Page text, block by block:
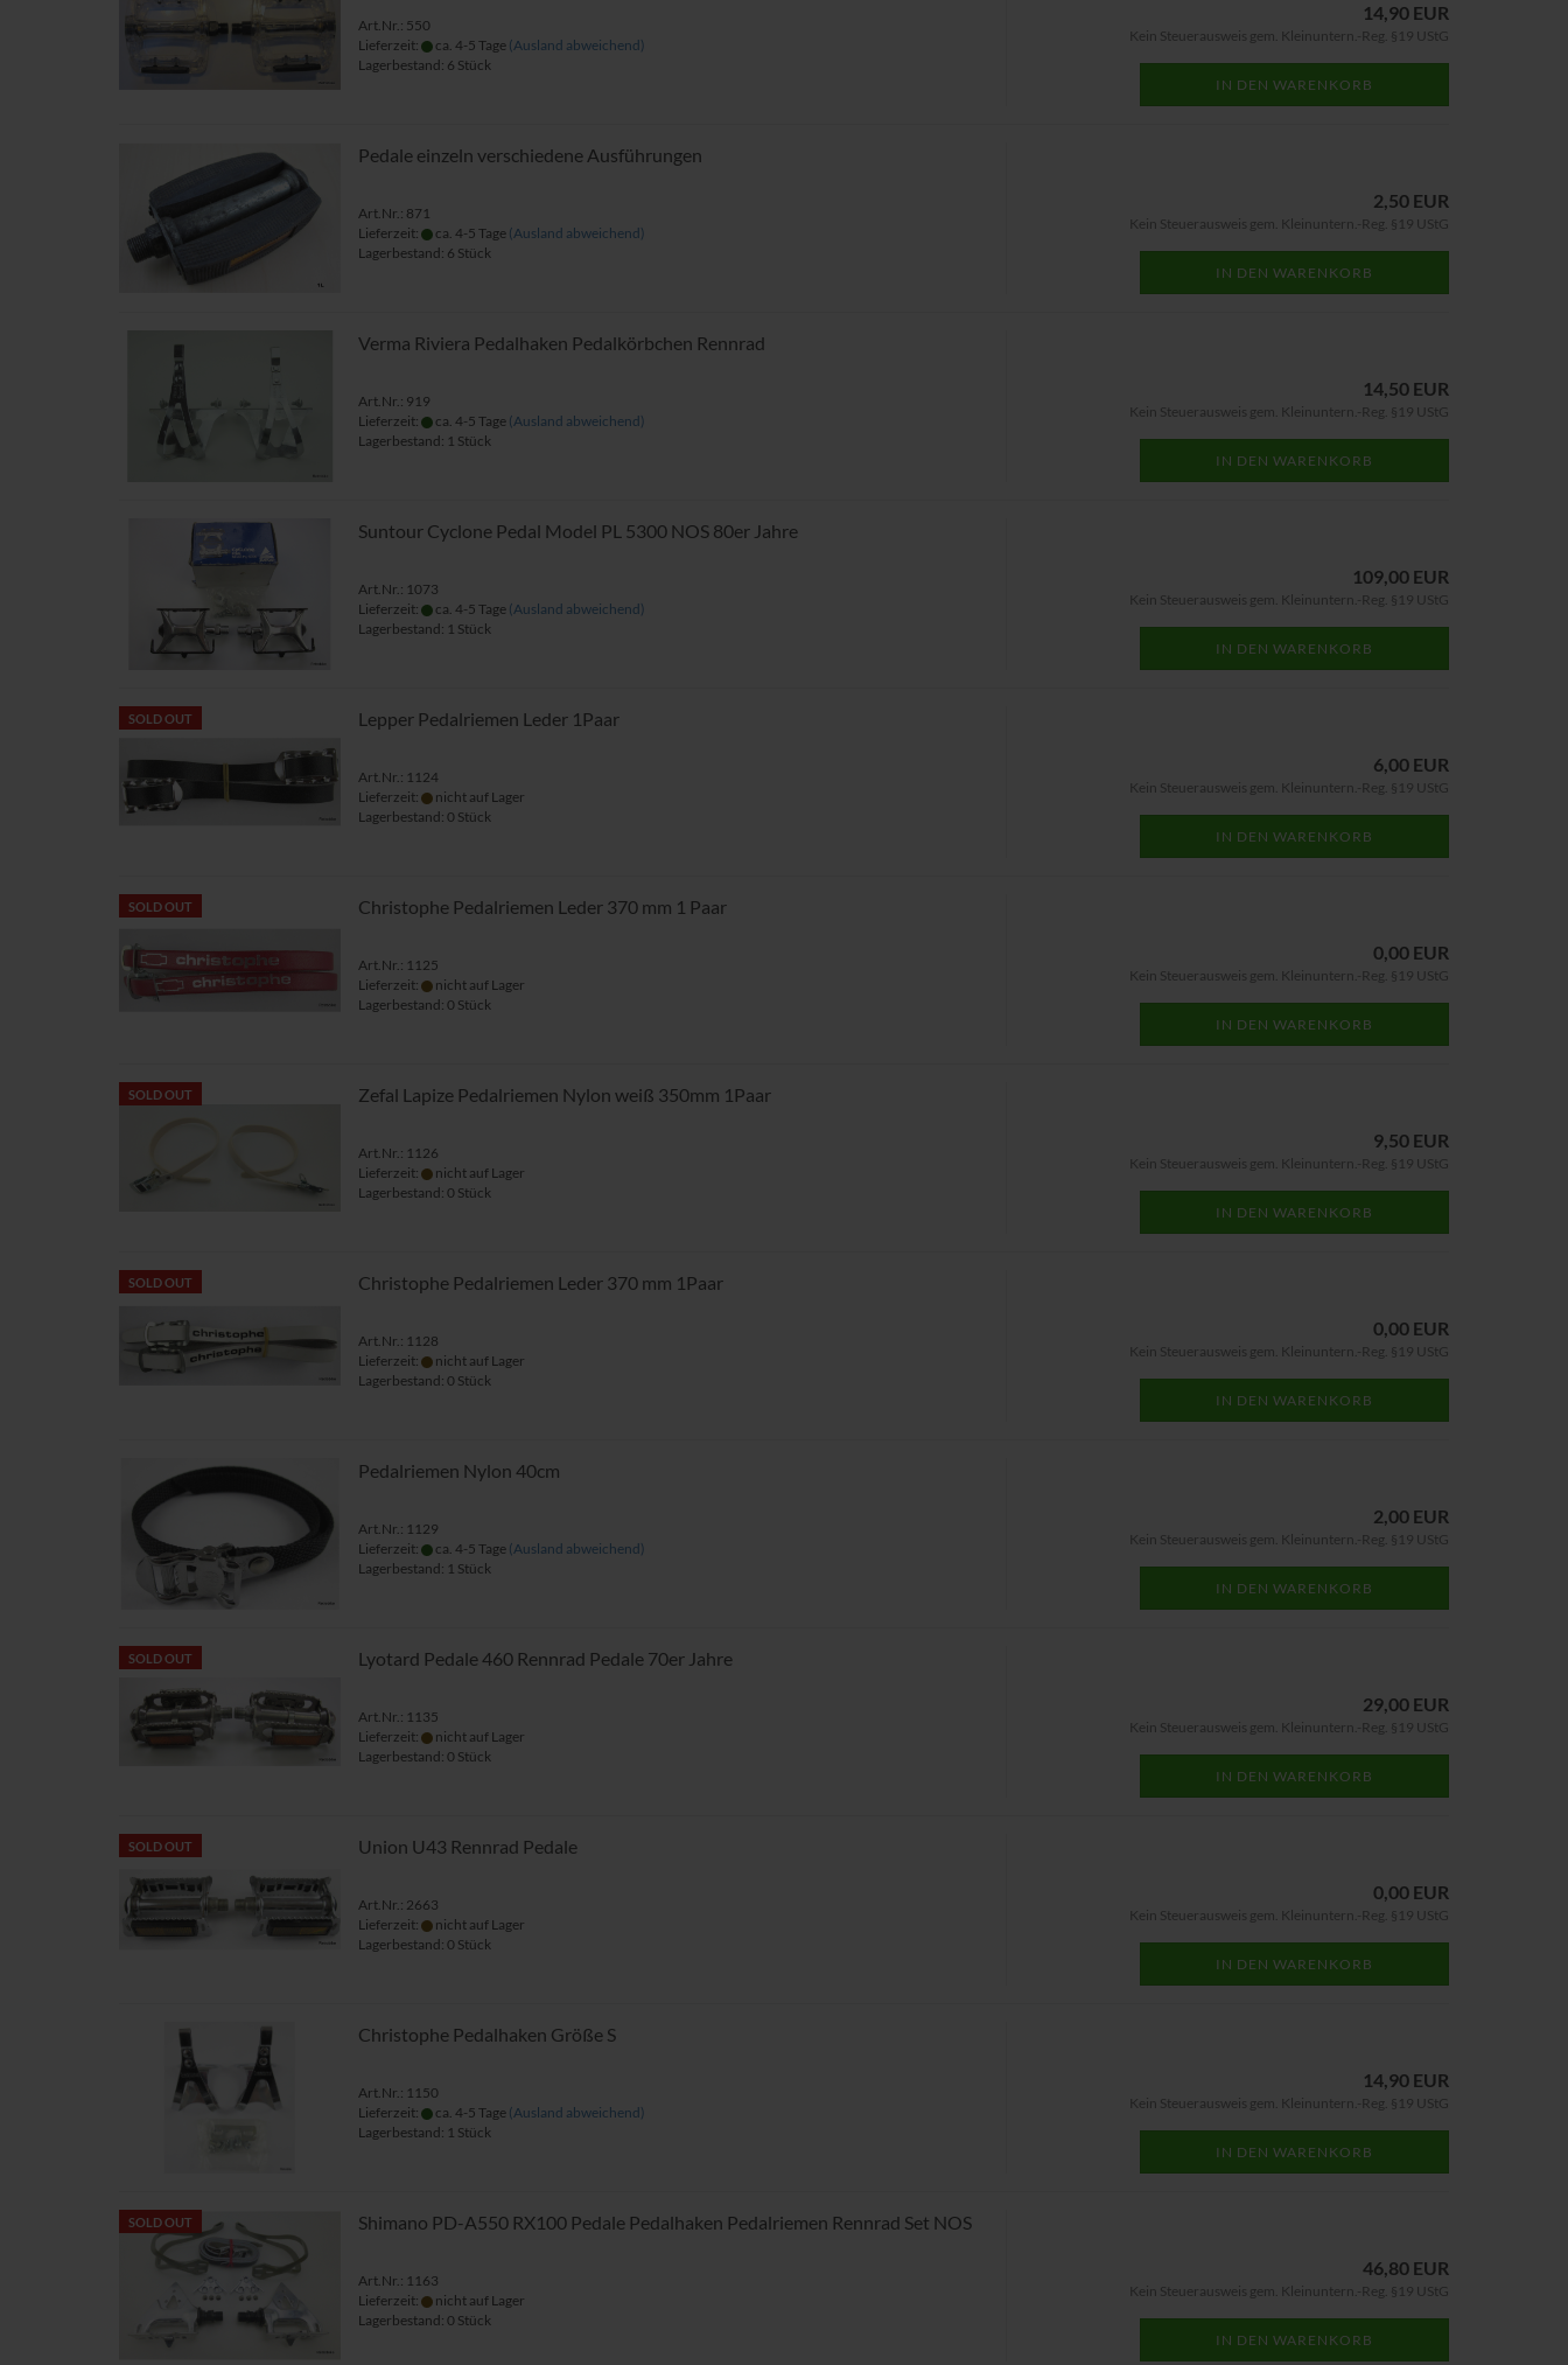
Art.Nr.: 550
Lieferzeit:
ca. 4-5 Tage (Ausland abweichend)
Lagerbestand: 6 Stück
14,90 EUR
Kein Steuerausweis gem. Kleinuntern.-Reg. §19 UStG
IN DEN WARENKORB
Pedale einzeln verschiedene Ausführungen
Art.Nr.: 871
Lieferzeit:
ca. 4-5 Tage (Ausland abweichend)
Lagerbestand: 6 Stück
2,50 EUR
Kein Steuerausweis gem. Kleinuntern.-Reg. §19 UStG
IN DEN WARENKORB
Verma Riviera Pedalhaken Pedalkörbchen Rennrad
Art.Nr.: 919
Lieferzeit:
ca. 4-5 Tage (Ausland abweichend)
Lagerbestand: 1 Stück
14,50 EUR
Kein Steuerausweis gem. Kleinuntern.-Reg. §19 UStG
IN DEN WARENKORB
Suntour Cyclone Pedal Model PL 5300 NOS 80er Jahre
Art.Nr.: 1073
Lieferzeit:
ca. 4-5 Tage (Ausland abweichend)
Lagerbestand: 1 Stück
109,00 EUR
Kein Steuerausweis gem. Kleinuntern.-Reg. §19 UStG
IN DEN WARENKORB
SOLD OUT Lepper Pedalriemen Leder 1Paar
Art.Nr.: 1124
Lieferzeit:
nicht auf Lager
Lagerbestand: 0 Stück
6,00 EUR
Kein Steuerausweis gem. Kleinuntern.-Reg. §19 UStG
IN DEN WARENKORB
SOLD OUT Christophe Pedalriemen Leder 370 mm 1 Paar
Art.Nr.: 1125
Lieferzeit:
nicht auf Lager
Lagerbestand: 0 Stück
0,00 EUR
Kein Steuerausweis gem. Kleinuntern.-Reg. §19 UStG
IN DEN WARENKORB
SOLD OUT Zefal Lapize Pedalriemen Nylon weiß 350mm 1Paar
Art.Nr.: 1126
Lieferzeit:
nicht auf Lager
Lagerbestand: 0 Stück
9,50 EUR
Kein Steuerausweis gem. Kleinuntern.-Reg. §19 UStG
IN DEN WARENKORB
SOLD OUT Christophe Pedalriemen Leder 370 mm 1Paar
Art.Nr.: 1128
Lieferzeit:
nicht auf Lager
Lagerbestand: 0 Stück
0,00 EUR
Kein Steuerausweis gem. Kleinuntern.-Reg. §19 UStG
IN DEN WARENKORB
Pedalriemen Nylon 40cm
Art.Nr.: 1129
Lieferzeit:
ca. 4-5 Tage (Ausland abweichend)
Lagerbestand: 1 Stück
2,00 EUR
Kein Steuerausweis gem. Kleinuntern.-Reg. §19 UStG
IN DEN WARENKORB
SOLD OUT Lyotard Pedale 460 Rennrad Pedale 70er Jahre
Art.Nr.: 1135
Lieferzeit:
nicht auf Lager
Lagerbestand: 0 Stück
29,00 EUR
Kein Steuerausweis gem. Kleinuntern.-Reg. §19 UStG
IN DEN WARENKORB
SOLD OUT Union U43 Rennrad Pedale
Art.Nr.: 2663
Lieferzeit:
nicht auf Lager
Lagerbestand: 0 Stück
0,00 EUR
Kein Steuerausweis gem. Kleinuntern.-Reg. §19 UStG
IN DEN WARENKORB
Christophe Pedalhaken Größe S
Art.Nr.: 1150
Lieferzeit:
ca. 4-5 Tage (Ausland abweichend)
Lagerbestand: 1 Stück
14,90 EUR
Kein Steuerausweis gem. Kleinuntern.-Reg. §19 UStG
IN DEN WARENKORB
SOLD OUT Shimano PD-A550 RX100 Pedale Pedalhaken Pedalriemen Rennrad Set NOS
Art.Nr.: 1163
Lieferzeit:
nicht auf Lager
Lagerbestand: 0 Stück
46,80 EUR
Kein Steuerausweis gem. Kleinuntern.-Reg. §19 UStG
IN DEN WARENKORB